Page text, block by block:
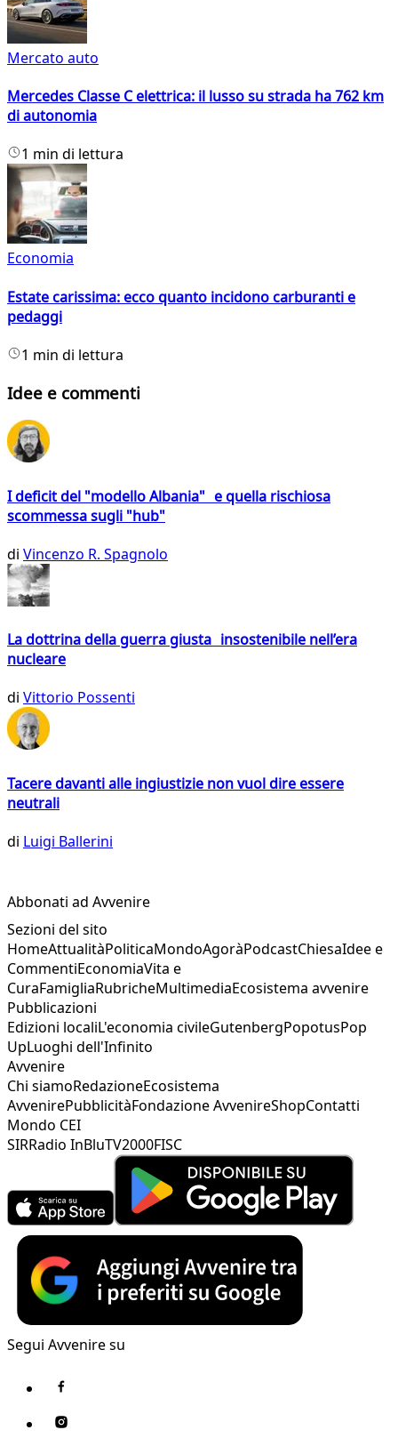
Mercato auto
Mercedes Classe C elettrica: il lusso su strada ha 762 km
di autonomia
1 min di lettura
Economia
Estate carissima: ecco quanto incidono carburanti e
pedaggi
1 min di lettura
Idee e commenti
I deficit del "modello Albania" e quella rischiosa
scommessa sugli "hub"
di Vincenzo R. Spagnolo
La dottrina della guerra giusta insostenibile nell’era
nucleare
di Vittorio Possenti
Tacere davanti alle ingiustizie non vuol dire essere
neutrali
di Luigi Ballerini
Abbonati ad Avvenire
Sezioni del sito
HomeAttualitàPoliticaMondoAgoràPodcastChiesaIdee e
CommentiEconomiaVita e
CuraFamigliaRubricheMultimediaEcosistema avvenire
Pubblicazioni
Edizioni localiL'economia civileGutenbergPopotusPop
UpLuoghi dell'Infinito
Avvenire
Chi siamoRedazioneEcosistema
AvvenirePubblicitàFondazione AvvenireShopContatti
Mondo CEI
SIRRadio InBluTV2000FISC
Segui Avvenire su